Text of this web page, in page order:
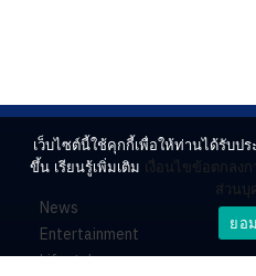
News
Entertainment
Lifestyle
เว็บไซต์นี้ใช้คุกกี้เพื่อให้ท่านได้รับป
ขึ้น เรียนรู้เพิ่มเติม เงื่อนไขข้อตกลงก
ส่วนบุ
ยอ